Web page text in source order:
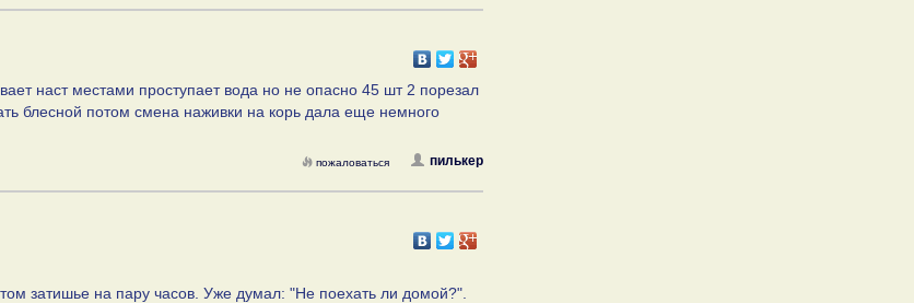
наст местами проступает вода но не опасно 45 шт 2 порезал
блесной потом смена наживки на корь дала еще немного
пилькер
пожаловаться
затишье на пару часов. Уже думал: "Не поехать ли домой?".